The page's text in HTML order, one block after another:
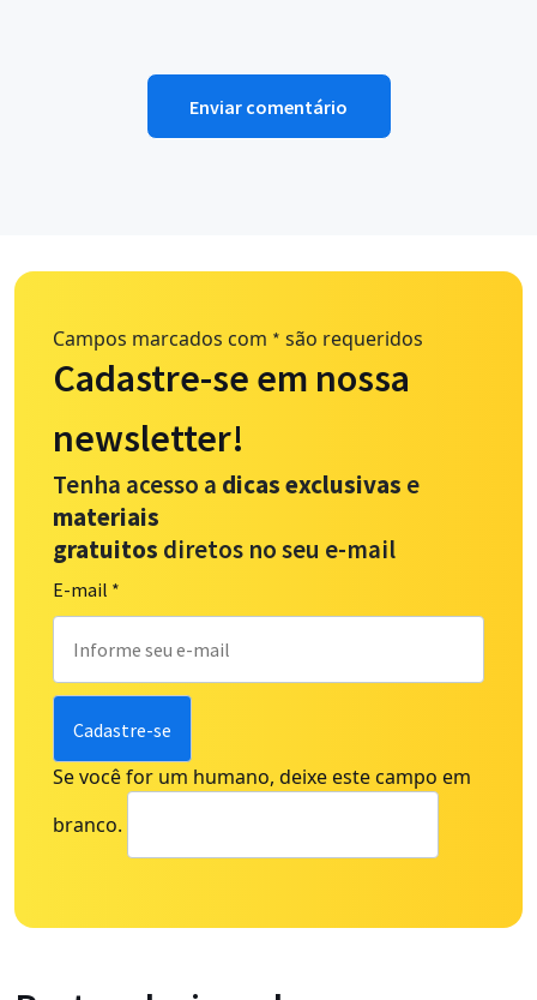
Campos marcados com * são requeridos
Cadastre-se em nossa
newsletter!
Tenha acesso a dicas exclusivas e
materiais
gratuitos diretos no seu e-mail
E-mail *
Se você for um humano, deixe este campo em
branco.